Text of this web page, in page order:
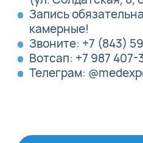
Запись
камерные!
Звоните: +7 (843)
Вотсап: +7 987 407-
Телеграм: